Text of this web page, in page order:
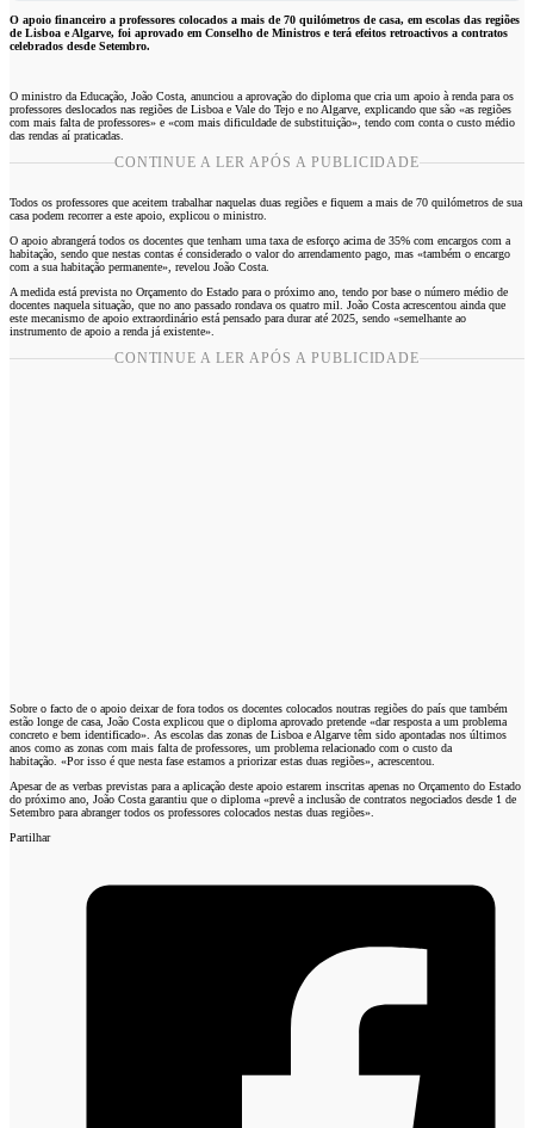
Ouvir este artigo
O apoio financeiro a professores colocados a mais de 70 quilómetros de casa, em escolas das regiões
de Lisboa e Algarve, foi aprovado em Conselho de Ministros e terá efeitos retroactivos a contratos
celebrados desde Setembro.
O ministro da Educação, João Costa, anunciou a aprovação do diploma que cria um apoio à renda para os
professores deslocados nas regiões de Lisboa e Vale do Tejo e no Algarve, explicando que são «as regiões
com mais falta de professores» e «com mais dificuldade de substituição», tendo com conta o custo médio
das rendas aí praticadas.
CONTINUE A LER APÓS A PUBLICIDADE
Todos os professores que aceitem trabalhar naquelas duas regiões e fiquem a mais de 70 quilómetros de sua
casa podem recorrer a este apoio, explicou o ministro.
O apoio abrangerá todos os docentes que tenham uma taxa de esforço acima de 35% com encargos com a
habitação, sendo que nestas contas é considerado o valor do arrendamento pago, mas «também o encargo
com a sua habitação permanente», revelou João Costa.
A medida está prevista no Orçamento do Estado para o próximo ano, tendo por base o número médio de
docentes naquela situação, que no ano passado rondava os quatro mil. João Costa acrescentou ainda que
este mecanismo de apoio extraordinário está pensado para durar até 2025, sendo «semelhante ao
instrumento de apoio a renda já existente».
CONTINUE A LER APÓS A PUBLICIDADE
Sobre o facto de o apoio deixar de fora todos os docentes colocados noutras regiões do país que também
estão longe de casa, João Costa explicou que o diploma aprovado pretende «dar resposta a um problema
concreto e bem identificado». As escolas das zonas de Lisboa e Algarve têm sido apontadas nos últimos
anos como as zonas com mais falta de professores, um problema relacionado com o custo da
habitação. «Por isso é que nesta fase estamos a priorizar estas duas regiões», acrescentou.
Apesar de as verbas previstas para a aplicação deste apoio estarem inscritas apenas no Orçamento do Estado
do próximo ano, João Costa garantiu que o diploma «prevê a inclusão de contratos negociados desde 1 de
Setembro para abranger todos os professores colocados nestas duas regiões».
Partilhar